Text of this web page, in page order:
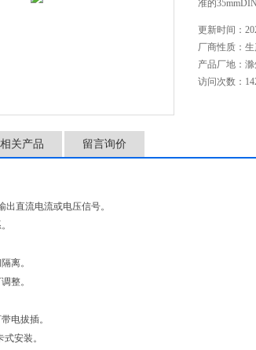
准的
更新时间：
厂商性质： 生
产品厂地：
访问次数：
相关产品 留言询价
出直流电流或电压信号。
离。
整。
电拔插。
安装。